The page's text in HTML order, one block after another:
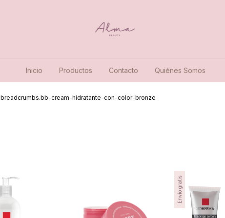
Inicio Productos Contacto Quiénes Somos
breadcrumbs.bb-cream-hidratante-con-color-bronze
Envío gratis